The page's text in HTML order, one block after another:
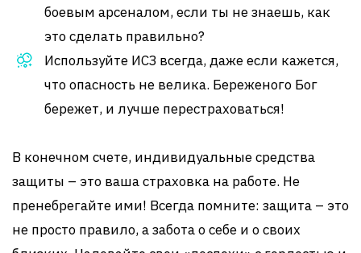
боевым арсеналом, если ты не знаешь, как
это сделать правильно?
Используйте ИСЗ всегда, даже если кажется,
что опасность не велика. Береженого Бог
бережет, и лучше перестраховаться!
В конечном счете, индивидуальные средства
защиты – это ваша страховка на работе. Не
пренебрегайте ими! Всегда помните: защита – это
не просто правило, а забота о себе и о своих